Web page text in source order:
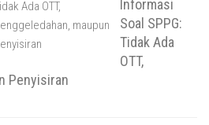
Informasi
Soal SPPG:
Tidak Ada
OTT,
Penyisiran